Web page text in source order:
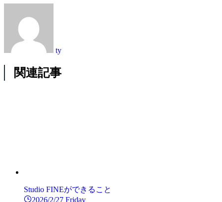
ty
関連記事
Studio FINEができること
2026/2/27 Friday